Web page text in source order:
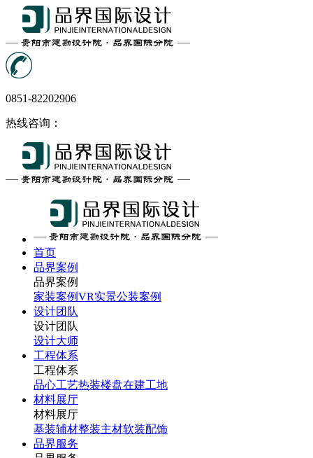
0851-82202906
热线咨询：
首页
品界案例
品界案例
家装案例VR实景公装案例
设计团队
设计团队
设计大师
工程体系
工程体系
品心工艺热装楼盘在建工地
材料展厅
材料展厅
基装辅材整装主材软装配饰
品界服务